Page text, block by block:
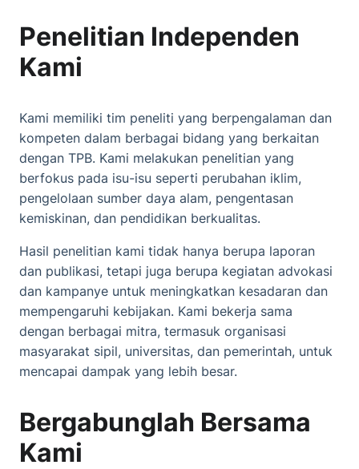
Penelitian Independen
Kami
Kami memiliki tim peneliti yang berpengalaman dan
kompeten dalam berbagai bidang yang berkaitan
dengan TPB. Kami melakukan penelitian yang
berfokus pada isu-isu seperti perubahan iklim,
pengelolaan sumber daya alam, pengentasan
kemiskinan, dan pendidikan berkualitas.
Hasil penelitian kami tidak hanya berupa laporan
dan publikasi, tetapi juga berupa kegiatan advokasi
dan kampanye untuk meningkatkan kesadaran dan
mempengaruhi kebijakan. Kami bekerja sama
dengan berbagai mitra, termasuk organisasi
masyarakat sipil, universitas, dan pemerintah, untuk
mencapai dampak yang lebih besar.
Bergabunglah Bersama
Kami